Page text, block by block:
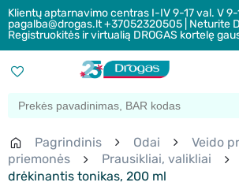
Klientų aptarnavimo centras I-IV 9-17 val. V
pagalba@drogas.lt +37052320505 | Neturite
Registruokitės ir virtualią DROGAS kortelę
Pagrindinis Odai
Veido
priemonės
Prausikliai, valikliai
drėkinantis tonikas, 200 ml